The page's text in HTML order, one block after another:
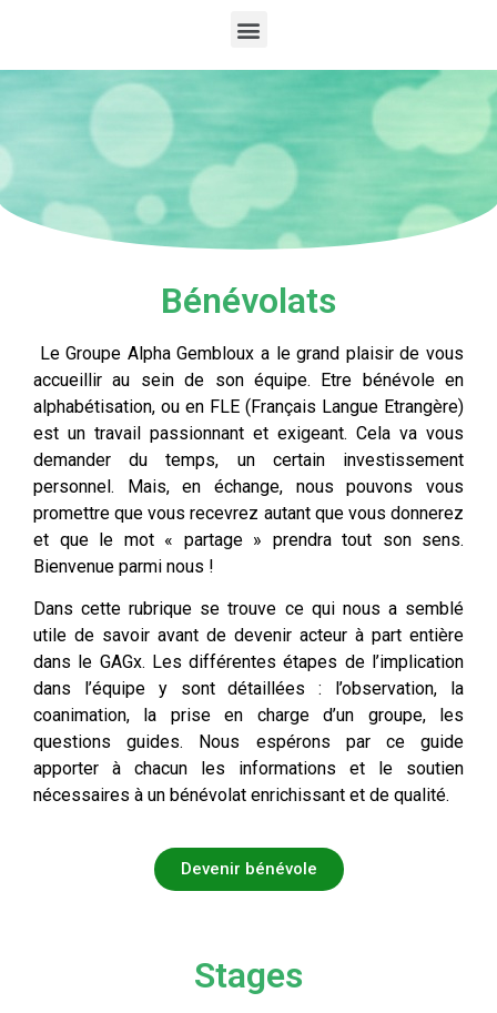
Bénévolats
Le Groupe Alpha Gembloux a le grand plaisir de vous
accueillir au sein de son équipe. Etre bénévole en
alphabétisation, ou en FLE (Français Langue Etrangère)
est un travail passionnant et exigeant. Cela va vous
demander du temps, un certain investissement
personnel. Mais, en échange, nous pouvons vous
promettre que vous recevrez autant que vous donnerez
et que le mot « partage » prendra tout son sens.
Bienvenue parmi nous !
Dans cette rubrique se trouve ce qui nous a semblé
utile de savoir avant de devenir acteur à part entière
dans le GAGx. Les différentes étapes de l’implication
dans l’équipe y sont détaillées : l’observation, la
coanimation, la prise en charge d’un groupe, les
questions guides. Nous espérons par ce guide
apporter à chacun les informations et le soutien
nécessaires à un bénévolat enrichissant et de qualité.
Devenir bénévole
Stages